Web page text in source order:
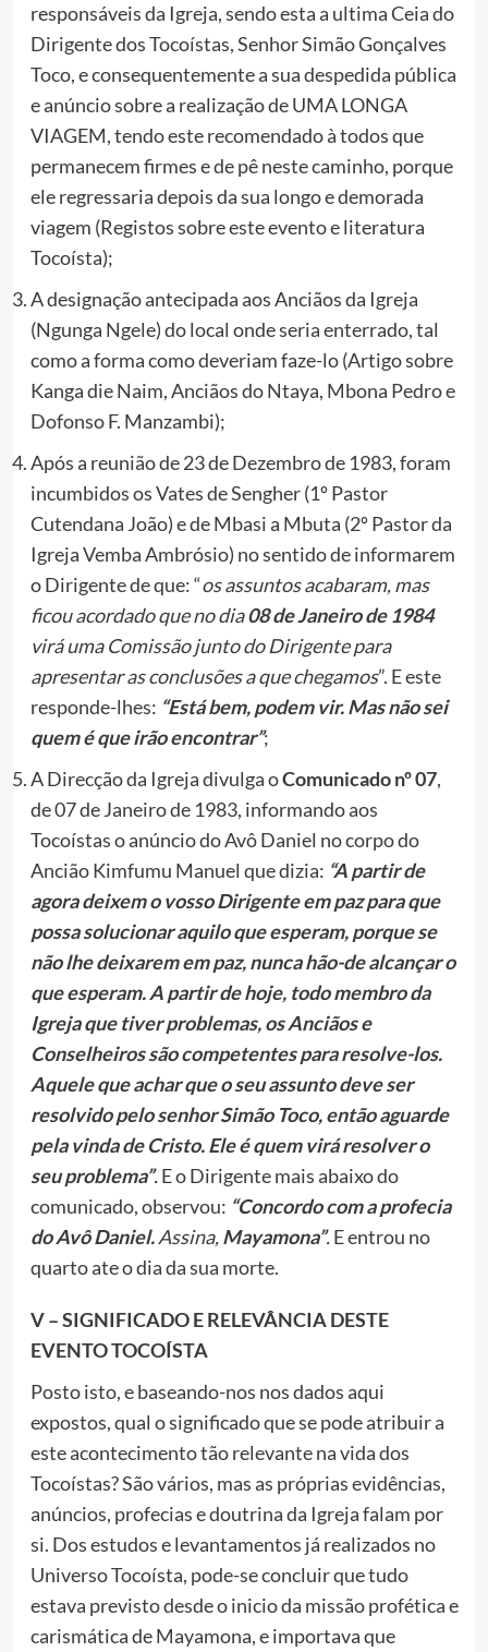
responsáveis da Igreja, sendo esta a ultima Ceia do
Dirigente dos Tocoístas, Senhor Simão Gonçalves
Toco, e consequentemente a sua despedida pública
e anúncio sobre a realização de UMA LONGA
VIAGEM, tendo este recomendado à todos que
permanecem firmes e de pê neste caminho, porque
ele regressaria depois da sua longo e demorada
viagem (Registos sobre este evento e literatura
Tocoísta);
A designação antecipada aos Anciãos da Igreja
(Ngunga Ngele) do local onde seria enterrado, tal
como a forma como deveriam faze-lo (Artigo sobre
Kanga die Naim, Anciãos do Ntaya, Mbona Pedro e
Dofonso F. Manzambi);
Após a reunião de 23 de Dezembro de 1983, foram
incumbidos os Vates de Sengher (1º Pastor
Cutendana João) e de Mbasi a Mbuta (2º Pastor da
Igreja Vemba Ambrósio) no sentido de informarem
o Dirigente de que: “os assuntos acabaram, mas
ficou acordado que no dia08 de Janeiro de 1984
virá uma Comissão junto do Dirigente para
apresentar as conclusões a que chegamos”. E este
responde-lhes: “Está bem, podem vir. Mas não sei
quem é que irão encontrar”;
A Direcção da Igreja divulga oComunicado nº 07,
de 07 de Janeiro de 1983, informando aos
Tocoístas o anúncio do Avô Daniel no corpo do
Ancião Kimfumu Manuel que dizia: “A partir de
agora deixem o vosso Dirigente em paz para que
possa solucionar aquilo que esperam, porque se
não lhe deixarem em paz, nuncahão-dealcançar o
que esperam. A partir de hoje, todo membro da
Igreja que tiver problemas, os Anciãos e
Conselheiros são competentes para resolve-los.
Aquele que achar que o seu assunto deve ser
resolvido pelo senhor Simão Toco, então aguarde
pela vinda de Cristo. Ele é quem virá resolver o
seu problema”.E o Dirigente mais abaixo do
comunicado, observou: “Concordo com a profecia
do Avô Daniel.Assina,Mayamona”.E entrou no
quarto ate o dia da sua morte.
V – SIGNIFICADO E RELEVÂNCIA DESTE
EVENTO TOCOÍSTA
Posto isto, e baseando-nos nos dados aqui
expostos, qual o significado que se pode atribuir a
este acontecimento tão relevante na vida dos
Tocoístas? São vários, mas as próprias evidências,
anúncios, profecias e doutrina da Igreja falam por
si. Dos estudos e levantamentos já realizados no
Universo Tocoísta, pode-se concluir que tudo
estava previsto desde o inicio da missão profética e
carismática de Mayamona, e importava que